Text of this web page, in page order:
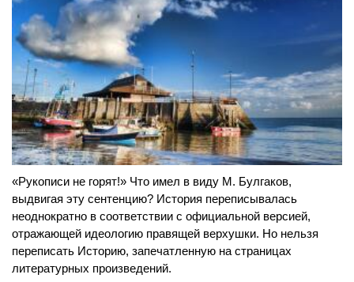
«Рукописи не горят!» Что имел в виду М. Булгаков,
выдвигая эту сентенцию? История переписывалась
неоднократно в соответствии с официальной версией,
отражающей идеологию правящей верхушки. Но нельзя
переписать Историю, запечатленную на страницах
литературных произведений.